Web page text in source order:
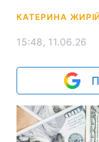
КАТЕРИНА ЖИРІЙ
15:48, 11.06.26